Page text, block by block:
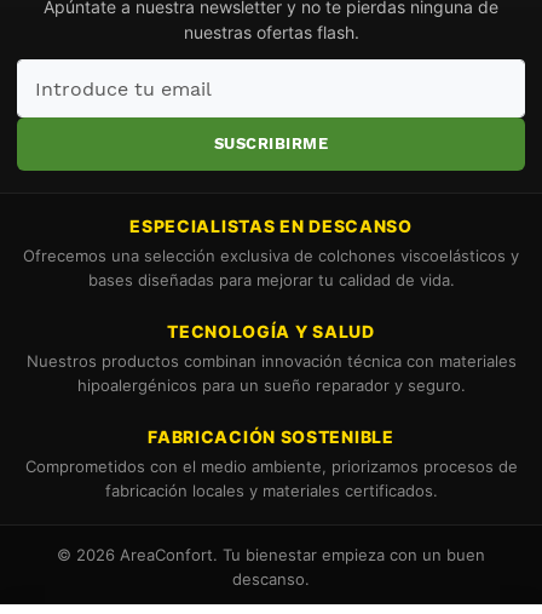
Apúntate a nuestra newsletter y no te pierdas ninguna de
nuestras ofertas flash.
Introduce
email
SUSCRIBIRME
ESPECIALISTAS EN DESCANSO
Ofrecemos una selección exclusiva de colchones viscoelásticos y
bases diseñadas para mejorar tu calidad de vida.
TECNOLOGÍA Y SALUD
Nuestros productos combinan innovación técnica con materiales
hipoalergénicos para un sueño reparador y seguro.
FABRICACIÓN SOSTENIBLE
Comprometidos con el medio ambiente, priorizamos procesos de
fabricación locales y materiales certificados.
© 2026 AreaConfort. Tu bienestar empieza con un buen
descanso.